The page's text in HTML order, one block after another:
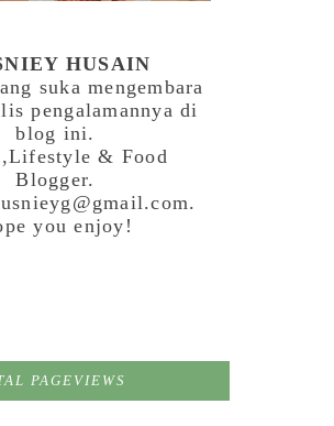
HUSAIN
suka mengembara
pengalamannya di
blog ini.
& Food
Blogger.
you enjoy!
PAGEVIEWS